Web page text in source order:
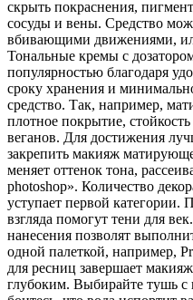
скрыть покраснения,
сосуды и вены. Средство
вбивающими движениями,
Тональные кремы с
популярностью благодаря
сроку хранения и
средство. Так, например,
плотное покрытие,
веганов. Для достижения
закрепить макияж
меняет оттенок тона,
photoshop». Количество
уступает первой категории.
взгляда помогут тени для
нанесения позволят
одной палеткой, например,
для ресниц завершает
глубоким. Выбирайте тушь с